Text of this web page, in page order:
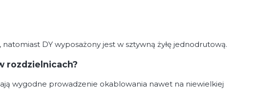
DY wyposażony jest w sztywną żyłę jednodrutową.
rozdzielnicach?
wygodne prowadzenie okablowania nawet na niewielkiej